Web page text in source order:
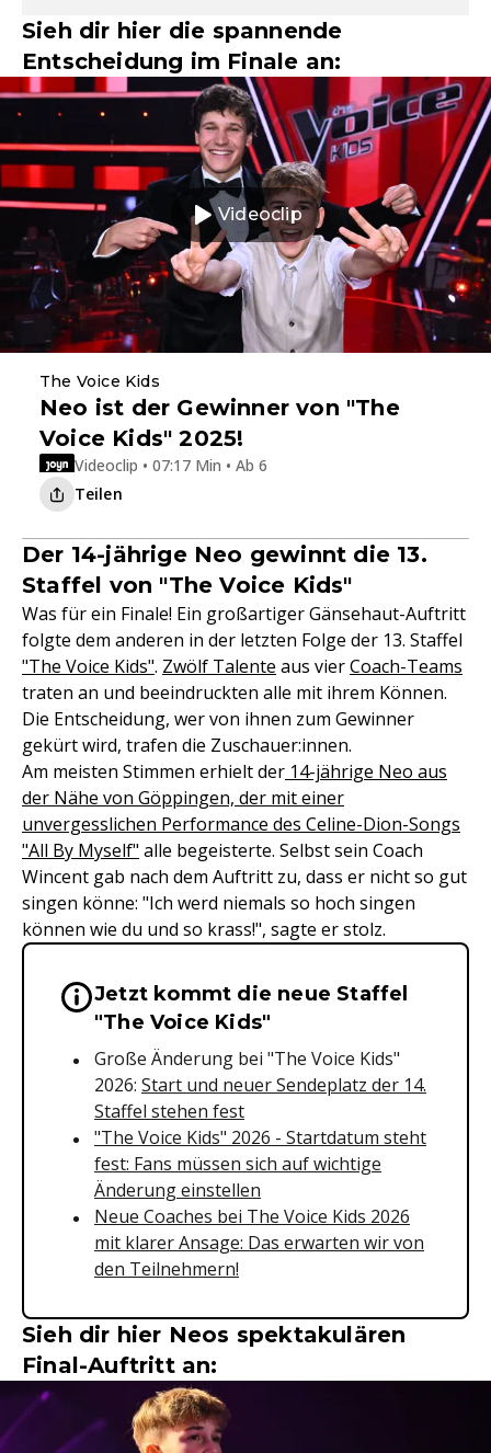
Sieh dir hier die spannende
Entscheidung im Finale an:
Videoclip
The Voice Kids
Neo ist der Gewinner von "The
Voice Kids" 2025!
Videoclip • 07:17 Min • Ab 6
Teilen
Der 14-jährige Neo gewinnt die 13.
Staffel von "The Voice Kids"
Was für ein Finale! Ein großartiger Gänsehaut-Auftritt
folgte dem anderen in der letzten Folge der 13. Staffel
"The Voice Kids". Zwölf Talente aus vierCoach-Teams
traten an und beeindruckten alle mit ihrem Können.
Die Entscheidung, wer von ihnen zum Gewinner
gekürt wird, trafen die Zuschauer:innen.
Am meisten Stimmen erhielt der 14-jährige Neo aus
der Nähe von Göppingen, der mit einer
unvergesslichen Performance des Celine-Dion-Songs
"All By Myself" alle begeisterte. Selbst sein Coach
Wincent gab nach dem Auftritt zu, dass er nicht so gut
singen könne: "Ich werd niemals so hoch singen
können wie du und so krass!", sagte er stolz.
Wichtige Hinweise &
Jetzt kommt die neue Staffel
"The Voice Kids"
Große Änderung bei "The Voice Kids"
2026: Start und neuer Sendeplatz der 14.
Staffel stehen fest
"The Voice Kids" 2026 - Startdatum steht
fest: Fans müssen sich auf wichtige
Änderung einstellen
Neue Coaches bei The Voice Kids 2026
mit klarer Ansage: Das erwarten wir von
den Teilnehmern!
Sieh dir hier Neos spektakulären
Final-Auftritt an: